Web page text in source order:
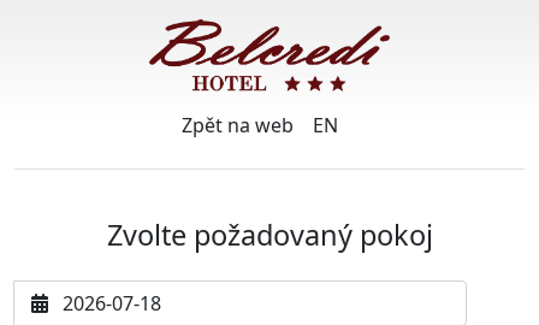
Zpět na web EN
Zvolte požadovaný pokoj
Datum příjezdu